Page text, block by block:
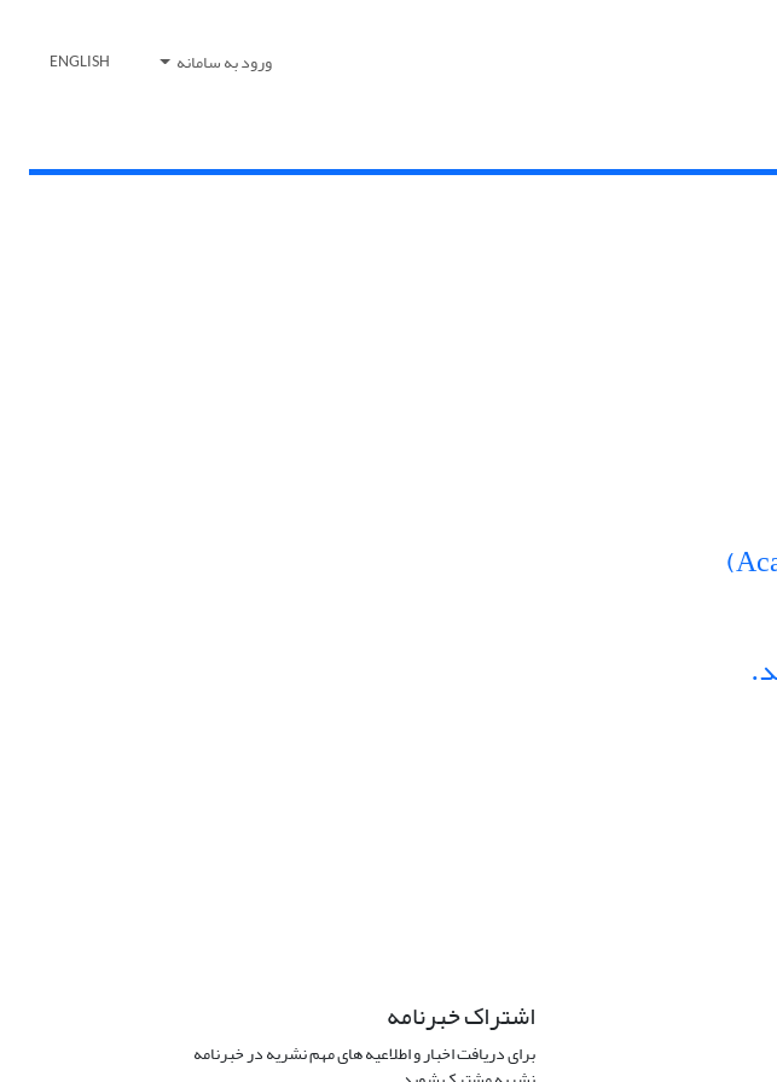
ورود به سامانه ENGLISH
اشتراک خبرنامه
برای دریافت اخبار و اطلاعیه های مهم نشریه در خبرنامه